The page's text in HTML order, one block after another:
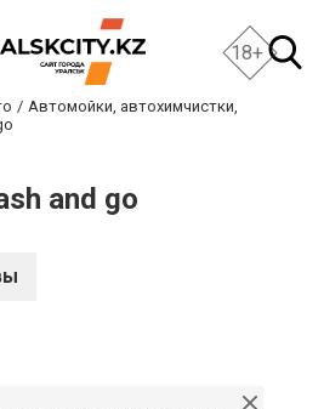
18+
Автомойки, автохимчистки,
and go